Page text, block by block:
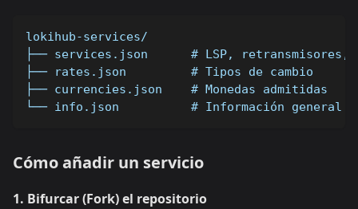
lokihub-services/
├── services.json      # LSP, retransmisores,
├── rates.json         # Tipos de cambio
├── currencies.json    # Monedas admitidas
└── info.json          # Información general y
Cómo añadir un servicio
1. Bifurcar (Fork) el repositorio